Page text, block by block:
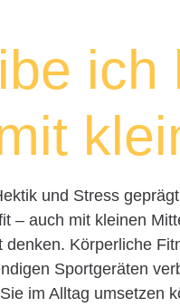
ich
und Stress
– auch mit kleinen
denken. Körperliche
Sportgeräten
im Alltag umsetzen